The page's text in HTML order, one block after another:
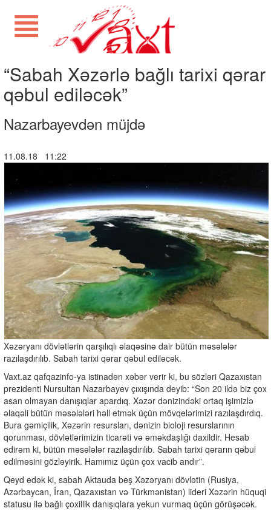
“Sabah Xəzərlə bağlı tarixi qərar
qəbul ediləcək”
Nazarbayevdən müjdə
11.08.18 11:22
Xəzəryanı dövlətlərin qarşılıqlı əlaqəsinə dair bütün məsələlər
razılaşdırılıb. Sabah tarixi qərar qəbul ediləcək.
Vaxt.az qafqazinfo-ya istinadən xəbər verir ki, bu sözləri Qazaxıstan
prezidenti Nursultan Nazarbayev çıxışında deyib: “Son 20 ildə biz çox
asan olmayan danışıqlar apardıq. Xəzər dənizindəki ortaq işimizlə
əlaqəli bütün məsələləri həll etmək üçün mövqelərimizi razılaşdırdıq.
Bura gəmiçilik, Xəzərin resursları, dənizin bioloji resurslarının
qorunması, dövlətlərimizin ticarəti və əməkdaşlığı daxildir. Hesab
edirəm ki, bütün məsələlər razılaşdırılıb. Sabah tarixi qərarın qəbul
edilməsini gözləyirik. Hamımız üçün çox vacib andır”.
Qeyd edək ki, sabah Aktauda beş Xəzəryanı dövlətin (Rusiya,
Azərbaycan, İran, Qazaxıstan və Türkmənistan) lideri Xəzərin hüquqi
statusu ilə bağlı çoxillik danışıqlara yekun vurmaq üçün görüşəcək.